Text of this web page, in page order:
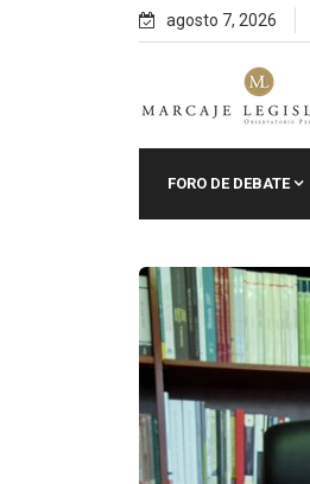
agosto 7, 2026
FORO DE DEBATE